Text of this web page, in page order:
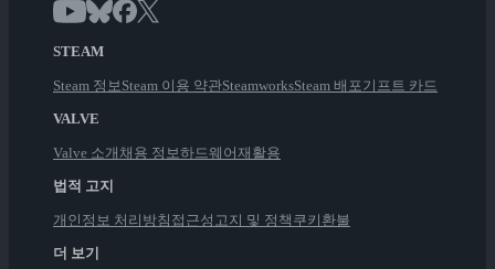
STEAM
Steam 정보Steam 이용 약관SteamworksSteam 배포기프트 카드
VALVE
Valve 소개채용 정보하드웨어재활용
법적 고지
개인정보 처리방침 접근성 고지 및 정책 쿠키 환불
더 보기